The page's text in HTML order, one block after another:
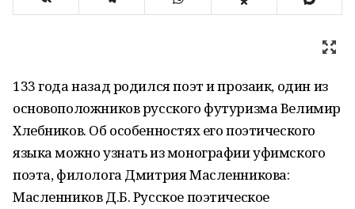
133 года назад родился поэт и прозаик, один из
основоположников русского футуризма Велимир
Хлебников. Об особенностях его поэтического
языка можно узнать из монографии уфимского
поэта, филолога Дмитрия Масленникова:
Масленников Д.Б. Русское поэтическое